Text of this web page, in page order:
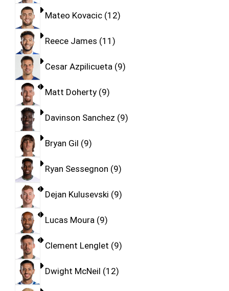
Mateo Kovacic 12
Reece James 11
Cesar Azpilicueta 9
Matt Doherty 9
Davinson Sanchez 9
Bryan Gil 9
Ryan Sessegnon 9
Dejan Kulusevski 9
Lucas Moura 9
Clement Lenglet 9
Dwight McNeil 12